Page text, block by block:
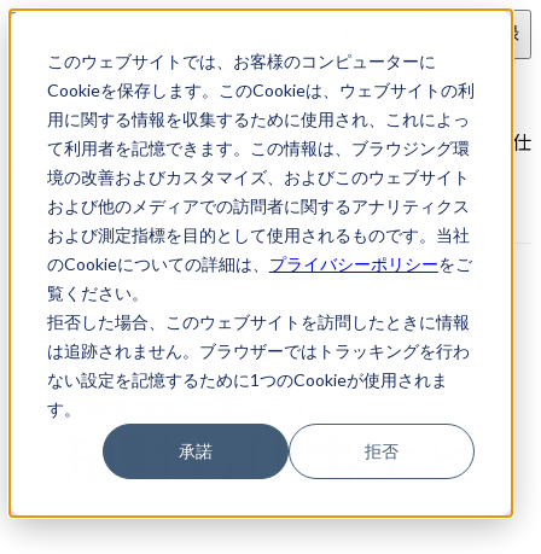
このウェブサイトでは、お客様のコンピューターに
Cookieを保存します。このCookieは、ウェブサイトの利
用に関する情報を収集するために使用され、これによっ
て利用者を記憶できます。この情報は、ブラウジング環
境の改善およびカスタマイズ、およびこのウェブサイト
および他のメディアでの訪問者に関するアナリティクス
および測定指標を目的として使用されるものです。当社
のCookieについての詳細は、 プライバシーポリシーをご
覧ください。
拒否した場合、このウェブサイトを訪問したときに情報
は追跡されません。ブラウザーではトラッキングを行わ
ない設定を記憶するために1つのCookieが使用されま
す。
承諾 拒否
会員登録
求人検索 【愛知県名古屋市】企業知財部の求人
【愛知県名古屋市】企業知財部の求人｜知財転職・知財お仕
事ナビ